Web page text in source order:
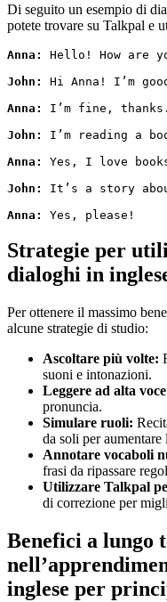
Di seguito un esempio di
potete trovare su Talkpal e
Anna:
Hello! How are
John:
Hi Anna! I’m
Anna:
I’m fine,
John:
I’m reading a
Anna:
Yes, I love
John:
It’s a story
Anna:
Strategie per
dialoghi in
Per ottenere il massimo
alcune strategie di studio:
Ascoltare più volte:
suoni e intonazioni.
Leggere ad alta
pronuncia.
Simulare ruoli:
da soli per aumentare
Annotare vocaboli
frasi da ripassare
Utilizzare Talkpal
di correzione per
Benefici a lungo
inglese per